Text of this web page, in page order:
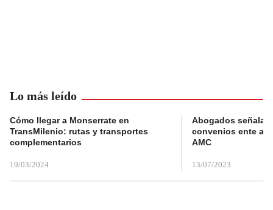
Lo más leído
Cómo llegar a Monserrate en
TransMilenio: rutas y transportes
complementarios
19/03/2024
Abogados
convenios ente
AMC
13/07/2023